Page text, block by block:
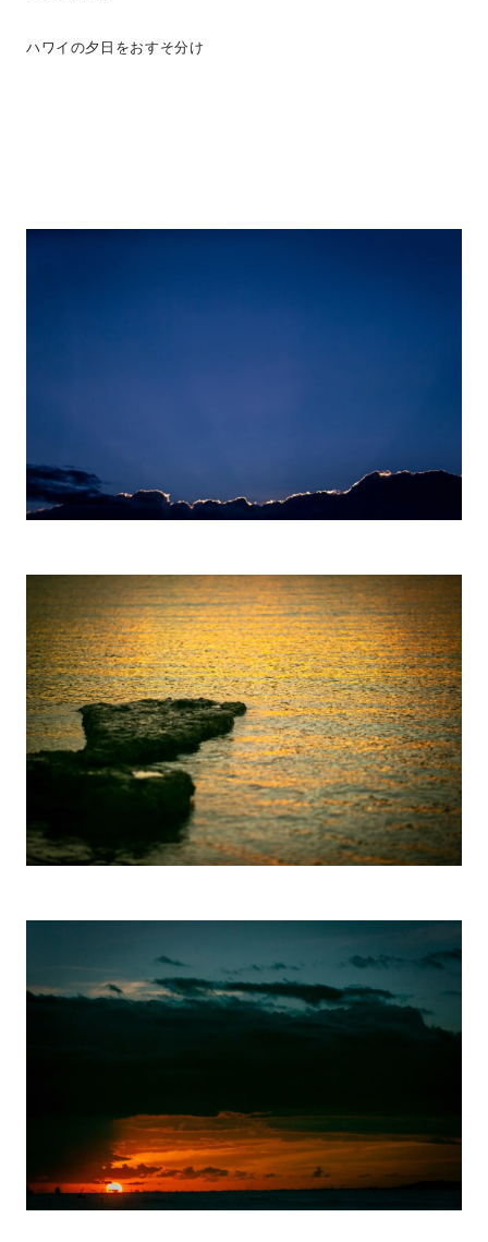
ハワイの夕日をおすそ分け